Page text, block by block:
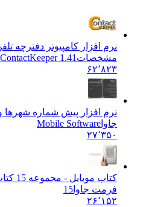
نرم افزار کامپیوتر دفترچه
مشخصات ContactKeeper 1.41
۶۲٬۸۲۳
نرم افزار پیش شماره شهرها
جاوا Mobile Software
۲۷٬۳۵۰
کتاب
فرمت جاوا 15
۲۶٬۱۵۲